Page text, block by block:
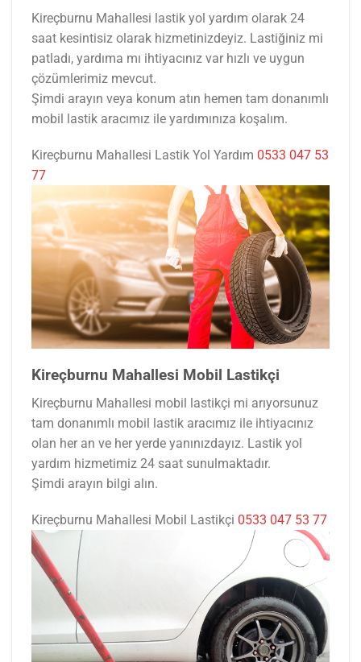
Kireçburnu Mahallesi lastik yol yardım olarak 24
saat kesintisiz olarak hizmetinizdeyiz. Lastiğiniz mi
patladı, yardıma mı ihtiyacınız var hızlı ve uygun
çözümlerimiz mevcut.
Şimdi arayın veya konum atın hemen tam donanımlı
mobil lastik aracımız ile yardımınıza koşalım.
Kireçburnu Mahallesi Lastik Yol Yardım 0533 047 53
77
Kireçburnu Mahallesi Mobil Lastikçi
Kireçburnu Mahallesi mobil lastikçi mi arıyorsunuz
tam donanımlı mobil lastik aracımız ile ihtiyacınız
olan her an ve her yerde yanınızdayız. Lastik yol
yardım hizmetimiz 24 saat sunulmaktadır.
Şimdi arayın bilgi alın.
Kireçburnu Mahallesi Mobil Lastikçi 0533 047 53 77